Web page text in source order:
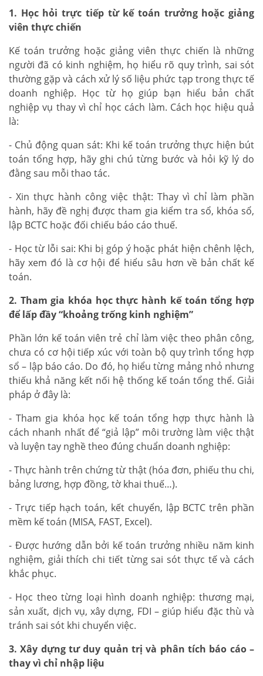
1. Học hỏi trực tiếp từ kế toán trưởng hoặc giảng
viên thực chiến
Kế toán trưởng hoặc giảng viên thực chiến là những
người đã có kinh nghiệm, họ hiểu rõ quy trình, sai sót
thường gặp và cách xử lý số liệu phức tạp trong thực tế
doanh nghiệp. Học từ họ giúp bạn hiểu bản chất
nghiệp vụ thay vì chỉ học cách làm. Cách học hiệu quả
là:
- Chủ động quan sát: Khi kế toán trưởng thực hiện bút
toán tổng hợp, hãy ghi chú từng bước và hỏi kỹ lý do
đằng sau mỗi thao tác.
- Xin thực hành công việc thật: Thay vì chỉ làm phần
hành, hãy đề nghị được tham gia kiểm tra sổ, khóa sổ,
lập BCTC hoặc đối chiếu báo cáo thuế.
- Học từ lỗi sai: Khi bị góp ý hoặc phát hiện chênh lệch,
hãy xem đó là cơ hội để hiểu sâu hơn về bản chất kế
toán.
2. Tham gia khóa học thực hành kế toán tổng hợp
để lấp đầy “khoảng trống kinh nghiệm”
Phần lớn kế toán viên trẻ chỉ làm việc theo phân công,
chưa có cơ hội tiếp xúc với toàn bộ quy trình tổng hợp
sổ – lập báo cáo. Do đó, họ hiểu từng mảng nhỏ nhưng
thiếu khả năng kết nối hệ thống kế toán tổng thể. Giải
pháp ở đây là:
- Tham gia khóa học kế toán tổng hợp thực hành là
cách nhanh nhất để “giả lập” môi trường làm việc thật
và luyện tay nghề theo đúng chuẩn doanh nghiệp:
- Thực hành trên chứng từ thật (hóa đơn, phiếu thu chi,
bảng lương, hợp đồng, tờ khai thuế…).
- Trực tiếp hạch toán, kết chuyển, lập BCTC trên phần
mềm kế toán (MISA, FAST, Excel).
- Được hướng dẫn bởi kế toán trưởng nhiều năm kinh
nghiệm, giải thích chi tiết từng sai sót thực tế và cách
khắc phục.
- Học theo từng loại hình doanh nghiệp: thương mại,
sản xuất, dịch vụ, xây dựng, FDI – giúp hiểu đặc thù và
tránh sai sót khi chuyển việc.
3. Xây dựng tư duy quản trị và phân tích báo cáo –
thay vì chỉ nhập liệu